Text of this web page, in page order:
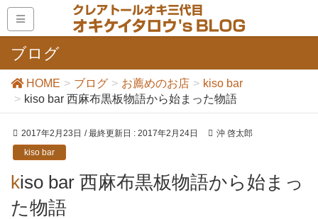
ブログ
HOME ブログ お薦めのお店
kiso bar
kiso bar 西麻布黒板物語から始まった物語
2017年2月23日 / 最終更新日 : 2017年2月24日
沖 啓太郎
kiso bar
kiso bar 西麻布黒板物語から始まっ
た物語